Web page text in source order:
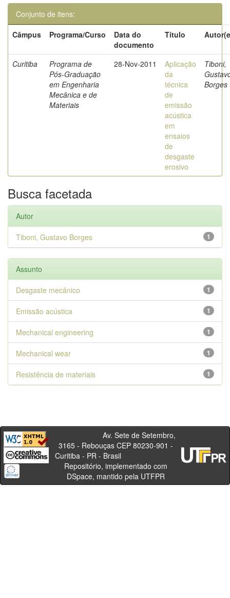
Conjunto de itens:
Câmpus
Programa/Curso
Data do
documento
Título
Curitiba
Programa de
Pós-Graduação
em Engenharia
Mecânica e de
Materiais
28-Nov-2011
Aplicação
da
técnica
de
emissão
acústica
em
ensaios
de
desgaste
erosivo
Tiboni,
Borges
Busca facetada
Autor
1
Tiboni, Gustavo Borges
Assunto
1
Desgaste mecânico
1
Emissão acústica
1
Mechanical engineering
1
Mechanical wear
1
Resistência de materiais
Av. Sete de Setembro,
3165 - Rebouças CEP 80230-901 -
Curitiba - PR - Brasil
Repositório, implementado com
DSpace, mantido pela UTFPR